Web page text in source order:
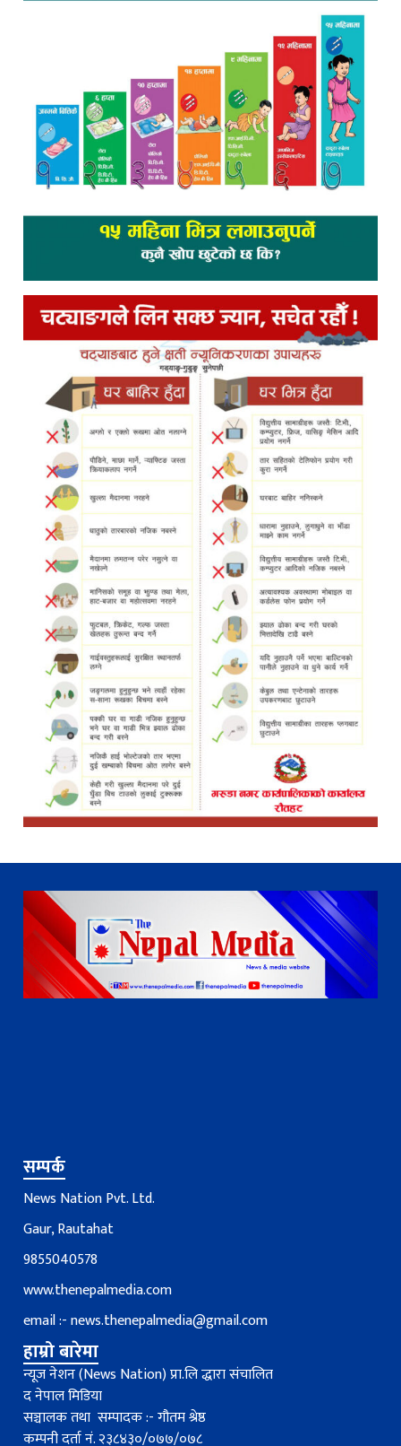
सम्पर्क
News Nation Pvt. Ltd.
Gaur, Rautahat
9855040578
www.thenepalmedia.com
email :-news.thenepalmedia@gmail.com
हाम्रो बारेमा
न्यूज नेशन (News Nation) प्रा.लि द्धारा संचालित
द नेपाल मिडिया
सञ्चालक तथा सम्पादक :- गौतम श्रेष्ठ
कम्पनी दर्ता नं. २३८४३०/०७७/०७८